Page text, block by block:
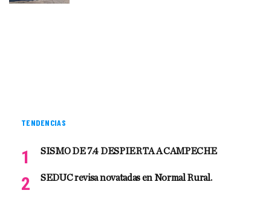
TENDENCIAS
SISMO DE 7.4 DESPIERTA A CAMPECHE
SEDUC revisa novatadas en Normal Rural.